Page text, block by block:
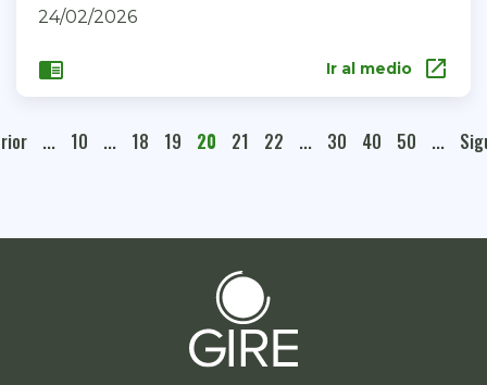
24/02/2026
chrome_reader_mode Ir al medio open_in_new
... 10 ... 18 19 20 21 22 ... 30 40 50 ...